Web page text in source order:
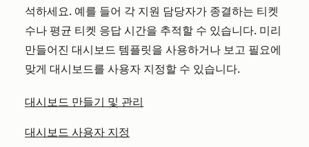
석하세요. 예를 들어 각 지원 담당자가 종결하는 티켓
수나 평균 티켓 응답 시간을 추적할 수 있습니다. 미리
만들어진 대시보드 템플릿을 사용하거나 보고 필요에
맞게 대시보드를 사용자 지정할 수 있습니다.
대시보드 만들기 및 관리
대시보드 사용자 지정